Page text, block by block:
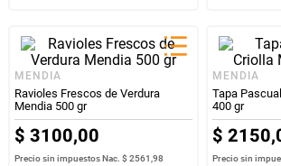
MENDIA
Ravioles Frescos de Verdura
Mendia 500 gr
$ 3100,00
Precio sin impuestos Nac.$ 2561,98
MENDIA
Tapa
400 gr
$ 2150,
Precio sin